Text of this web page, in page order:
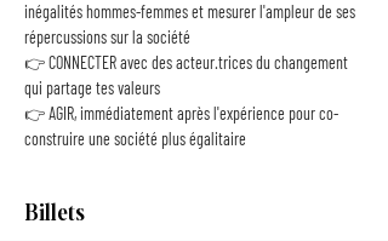
inégalités hommes-femmes et mesurer l'ampleur de ses
répercussions sur la société
👉 CONNECTER avec des acteur.trices du changement
qui partage tes valeurs
👉 AGIR, immédiatement après l'expérience pour co-
construire une société plus égalitaire
Billets